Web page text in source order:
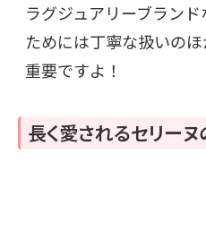
ラグジュアリーブラン
ためには丁寧な扱いの
重要ですよ！
長く愛されるセリー